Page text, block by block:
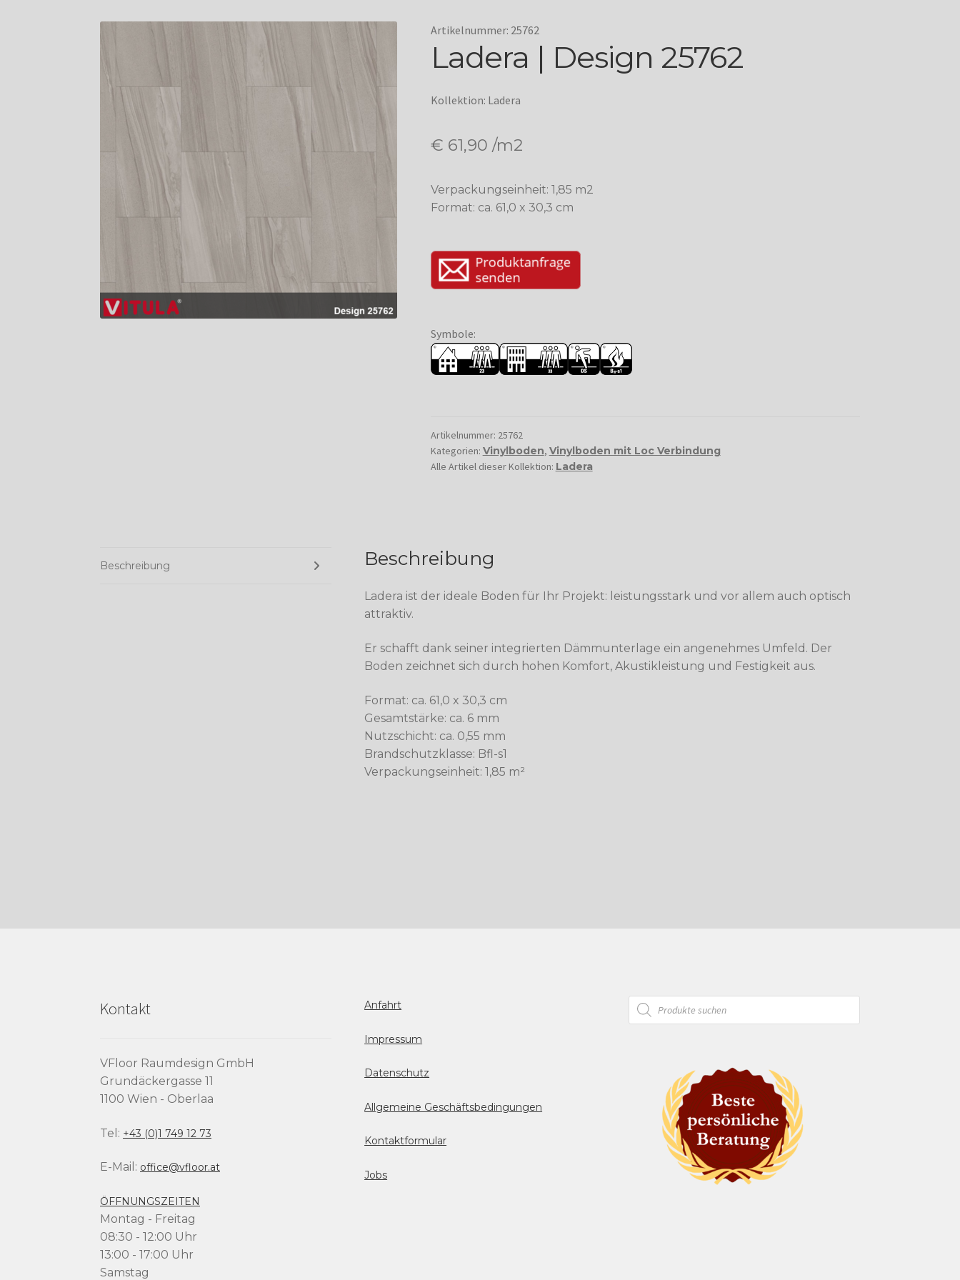
Artikelnummer: 25762
Ladera | Design 25762
Kollektion: Ladera
€ 61,90 /m2
Verpackungseinheit: 1,85 m2
Format: ca. 61,0 x 30,3 cm
Symbole:
Artikelnummer: 25762
Kategorien: Vinylboden, Vinylboden mit Loc Verbindung
Alle Artikel dieser Kollektion: Ladera
Beschreibung Beschreibung
Ladera ist der ideale Boden für Ihr Projekt: leistungsstark und vor allem auch optisch
attraktiv.
Er schafft dank seiner integrierten Dämmunterlage ein angenehmes Umfeld. Der
Boden zeichnet sich durch hohen Komfort, Akustikleistung und Festigkeit aus.
Format: ca. 61,0 x 30,3 cm
Gesamtstärke: ca. 6 mm
Nutzschicht: ca. 0,55 mm
Brandschutzklasse: Bfl-s1
Verpackungseinheit: 1,85 m²
Kontakt
VFloor Raumdesign GmbH
Grundäckergasse 11
1100 Wien - Oberlaa
Tel: +43 (0)1 749 12 73
E-Mail: office@vfloor.at
ÖFFNUNGSZEITEN
Montag - Freitag
08:30 - 12:00 Uhr
13:00 - 17:00 Uhr
Samstag
Anfahrt
Impressum
Datenschutz
Allgemeine Geschäftsbedingungen
Kontaktformular
Jobs
Products
search